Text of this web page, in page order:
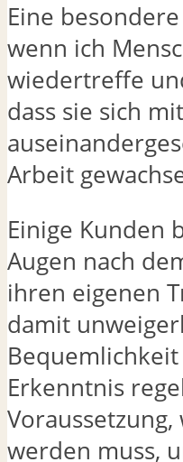
Eine
wenn ich
wiedertreffe
dass sie sich
Arbeit
Einige Kunden
Augen nach
ihren eigenen
damit
Erkenntnis
werden muss,